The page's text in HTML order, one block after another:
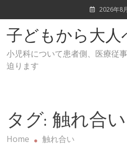
to
content
2026年8
子どもから大人
小児科について患者側、医療従
迫ります
タグ:触れ合い
Home 触れ合い